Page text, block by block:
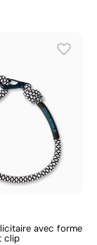
avec forme
clip